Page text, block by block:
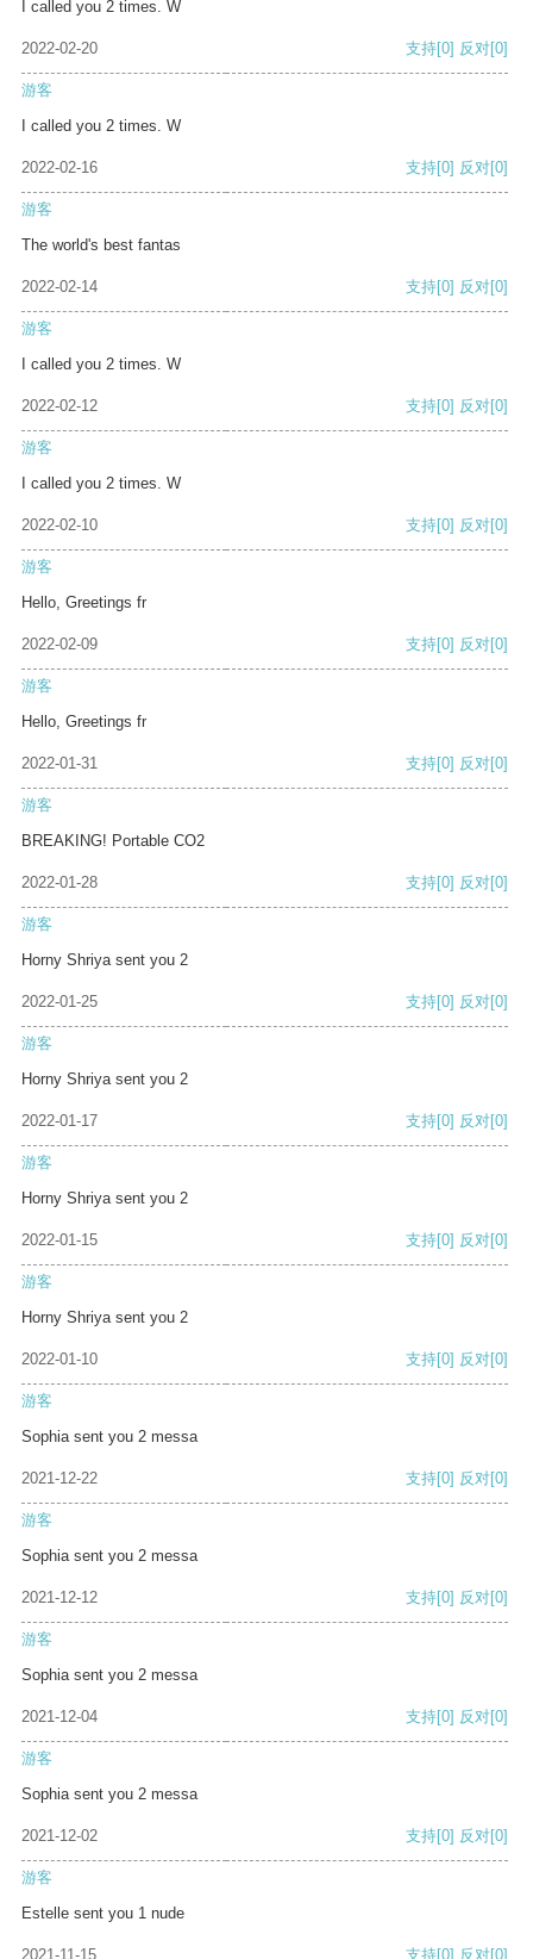
I called you 2 times. W
2022-02-20 支持[0] 反对[0]
游客
I called you 2 times. W
2022-02-16 支持[0] 反对[0]
游客
The world's best fantas
2022-02-14 支持[0] 反对[0]
游客
I called you 2 times. W
2022-02-12 支持[0] 反对[0]
游客
I called you 2 times. W
2022-02-10 支持[0] 反对[0]
游客
Hello, Greetings fr
2022-02-09 支持[0] 反对[0]
游客
Hello, Greetings fr
2022-01-31 支持[0] 反对[0]
游客
BREAKING! Portable CO2
2022-01-28 支持[0] 反对[0]
游客
Horny Shriya sent you 2
2022-01-25 支持[0] 反对[0]
游客
Horny Shriya sent you 2
2022-01-17 支持[0] 反对[0]
游客
Horny Shriya sent you 2
2022-01-15 支持[0] 反对[0]
游客
Horny Shriya sent you 2
2022-01-10 支持[0] 反对[0]
游客
Sophia sent you 2 messa
2021-12-22 支持[0] 反对[0]
游客
Sophia sent you 2 messa
2021-12-12 支持[0] 反对[0]
游客
Sophia sent you 2 messa
2021-12-04 支持[0] 反对[0]
游客
Sophia sent you 2 messa
2021-12-02 支持[0] 反对[0]
游客
Estelle sent you 1 nude
2021-11-15 支持[0] 反对[0]